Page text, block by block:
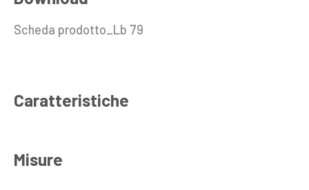
Scheda prodotto_Lb 79
Caratteristiche
Misure